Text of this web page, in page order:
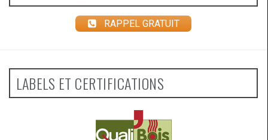
RAPPEL GRATUIT
LABELS ET CERTIFICATIONS